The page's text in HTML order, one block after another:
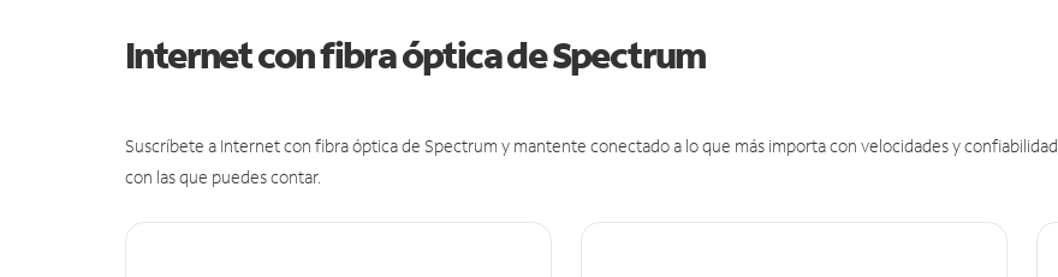
Internet con fibra óptica de Spectrum
Suscríbete a Internet con fibra óptica de Spectrum y mantente conectado a lo que más importa con velocidades y confiabilidad
con las que puedes contar.